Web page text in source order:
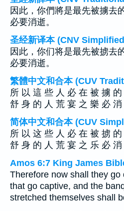
因此，你們將是最先被擄去
必要消逝。
圣经新译本 (CNV
因此，你们将是最先被掳去
必要消逝。
繁體中文和合本 (CUV
所 以 這 些 人 必 在 被 擄 的
舒 身 的 人 荒 宴 之 樂 必 消
简体中文和合本 (CUV
所 以 这 些 人 必 在 被 掳 的
舒 身 的 人 荒 宴 之 乐 必 消
Amos 6:7 King James
Therefore now shall they
that go captive, and the
stretched themselves shall